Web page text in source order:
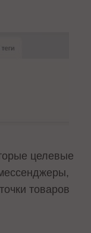
целевые
товаров